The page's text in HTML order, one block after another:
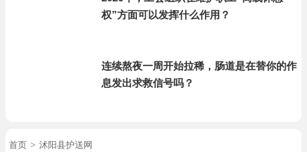
权”方面可以发挥什么作用？
连续熬夜一周开始拉稀，肠道是在替你的作
息发出求救信号吗？
首页 > 沭阳县护送网